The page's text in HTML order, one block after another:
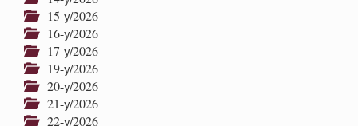
15-у/2026
16-у/2026
17-у/2026
19-у/2026
20-у/2026
21-у/2026
22-у/2026